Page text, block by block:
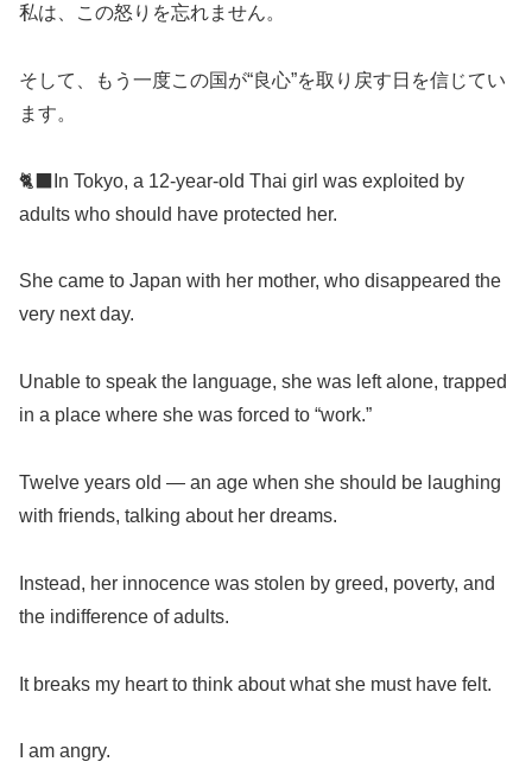
私は、この怒りを忘れません。
そして、もう一度この国が“良心”を取り戻す日を信じてい
ます。
🐈‍⬛In Tokyo, a 12-year-old Thai girl was exploited by
adults who should have protected her.
She came to Japan with her mother, who disappeared the
very next day.
Unable to speak the language, she was left alone, trapped
in a place where she was forced to “work.”
Twelve years old — an age when she should be laughing
with friends, talking about her dreams.
Instead, her innocence was stolen by greed, poverty, and
the indifference of adults.
It breaks my heart to think about what she must have felt.
I am angry.